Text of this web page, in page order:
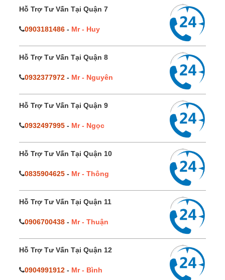
Hỗ Trợ Tư Vấn Tại Quận 7
0903181486 - Mr - Huy
Hỗ Trợ Tư Vấn Tại Quận 8
0932377972 - Mr - Nguyên
Hỗ Trợ Tư Vấn Tại Quận 9
0932497995 - Mr - Ngọc
Hỗ Trợ Tư Vấn Tại Quận 10
0835904625 - Mr - Thông
Hỗ Trợ Tư Vấn Tại Quận 11
0906700438 - Mr - Thuận
Hỗ Trợ Tư Vấn Tại Quận 12
0904991912 - Mr - Bình